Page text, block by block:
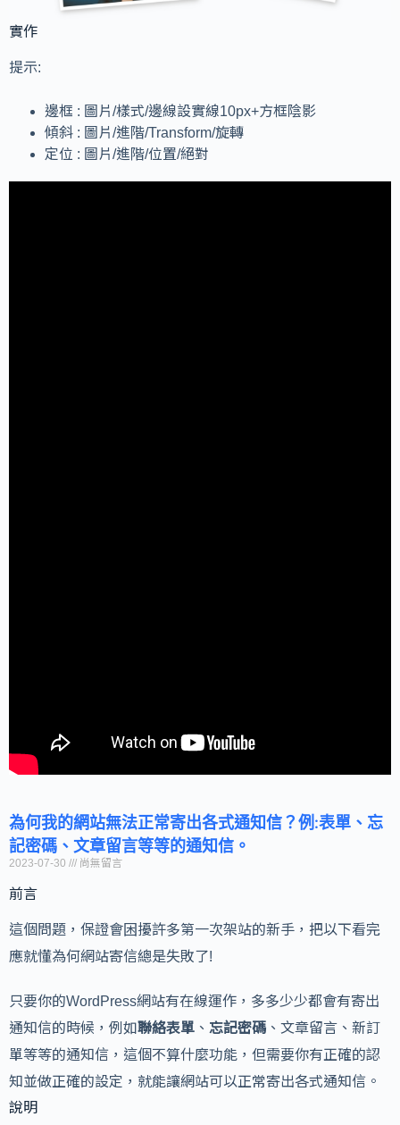
實作
提示:
邊框 : 圖片/樣式/邊線設實線10px+方框陰影
傾斜 : 圖片/進階/Transform/旋轉
定位 : 圖片/進階/位置/絕對
為何我的網站無法正常寄出各式通知信？例:表單、忘
記密碼、文章留言等等的通知信。
2023-07-30 尚無留言
前言
這個問題，保證會困擾許多第一次架站的新手，把以下看完
應就懂為何網站寄信總是失敗了!
只要你的WordPress網站有在線運作，多多少少都會有寄出
通知信的時候，例如聯絡表單 、 忘記密碼 、文章留言、新訂
單等等的通知信，這個不算什麼功能，但需要你有正確的認
知並做正確的設定，就能讓網站可以正常寄出各式通知信。
說明